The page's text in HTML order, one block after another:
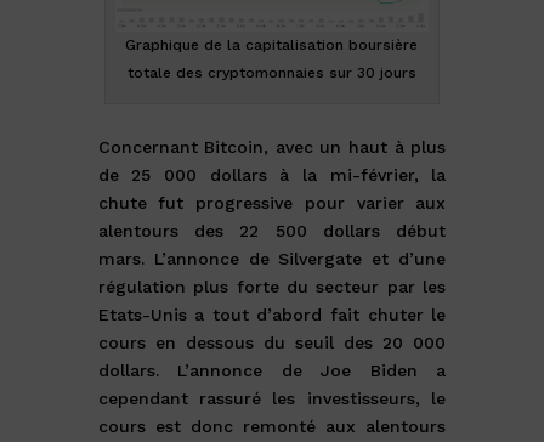
Graphique de la capitalisation boursière
totale des cryptomonnaies sur 30 jours
Concernant Bitcoin, avec un haut à plus
de 25 000 dollars à la mi-février, la
chute fut progressive pour varier aux
alentours des 22 500 dollars début
mars. L’annonce de Silvergate et d’une
régulation plus forte du secteur par les
Etats-Unis a tout d’abord fait chuter le
cours en dessous du seuil des 20 000
dollars. L’annonce de Joe Biden a
cependant rassuré les investisseurs, le
cours est donc remonté aux alentours